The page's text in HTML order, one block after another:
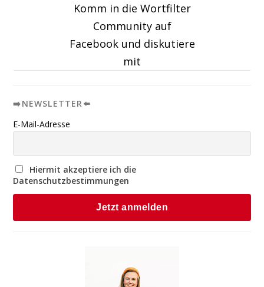
Komm in die Wortfilter
Community auf
Facebook und diskutiere
mit
➡️NEWSLETTER⬅️
E-Mail-Adresse
Hiermit akzeptiere ich die
Datenschutzbestimmungen